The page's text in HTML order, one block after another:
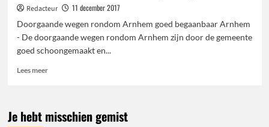
Redacteur
11 december 2017
Doorgaande wegen rondom Arnhem goed begaanbaar Arnhem
- De doorgaande wegen rondom Arnhem zijn door de gemeente
goed schoongemaakt en...
Lees meerLees
wegen
Je hebt misschien gemist